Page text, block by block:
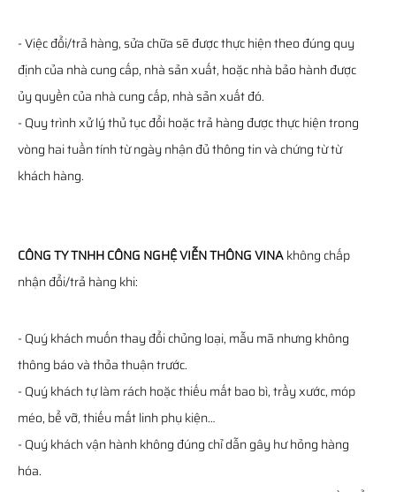
- Việc đổi/trả hàng, sửa chữa sẽ được thực hiện theo đúng quy
định của nhà cung cấp, nhà sản xuất, hoặc nhà bảo hành được
ủy quyền của nhà cung cấp, nhà sản xuất đó.
- Quy trình xử lý thủ tục đổi hoặc trả hàng được thực hiện trong
vòng hai tuần tính từ ngày nhận đủ thông tin và chứng từ từ
khách hàng.
CÔNG TY TNHH CÔNG NGHỆ VIỄN THÔNG VINAkhông chấp
nhận đổi/trả hàng khi:
- Quý khách muốn thay đổi chủng loại, mẫu mã nhưng không
thông báo và thỏa thuận trước.
- Quý khách tự làm rách hoặc thiếu mất bao bì, trầy xước, móp
méo, bể vỡ, thiếu mất linh phụ kiện…
- Quý khách vận hành không đúng chỉ dẫn gây hư hỏng hàng
hóa.